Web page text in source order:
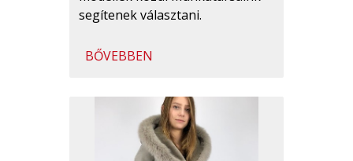
segítenek választani.
BŐVEBBEN